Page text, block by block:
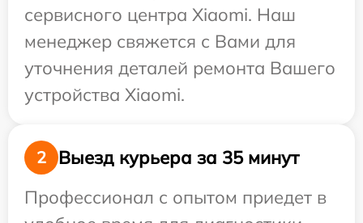
сервисного центра Xiaomi. Наш
менеджер свяжется с Вами для
уточнения деталей ремонта Вашего
устройства Xiaomi.
2
Выезд курьера за 35 минут
Профессионал с опытом приедет в